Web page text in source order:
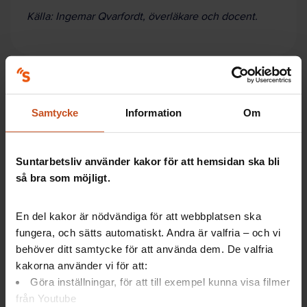
Samtycke Information Om
Suntarbetsliv använder kakor för att hemsidan ska bli
så bra som möjligt.
En del kakor är nödvändiga för att webbplatsen ska
fungera, och sätts automatiskt. Andra är valfria – och vi
behöver ditt samtycke för att använda dem. De valfria
kakorna använder vi för att:
Göra inställningar, för att till exempel kunna visa filmer
från Youtube
Källa: Ingemar Qvarfordt, överläkare och docent.
mot vanligt penicillin. De kan ge infektioner på
många olika ställen och många olika symptom
om man blir sjuk av dem, vanligtvis bölder, men
VRE är en tarmbakterie som är resistent mot
vancomycin, ett antibiotikum som brukar
användas när inget annat fungerar. Den kan
bland annat ge urinvägsinfektion om man
insjuknar.
ESBL är en tarmbakterie som kan bryta ner